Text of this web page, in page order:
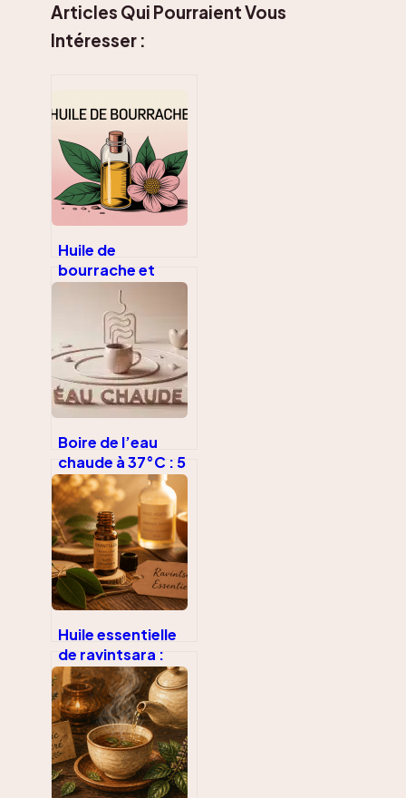
Articles Qui Pourraient Vous
Intéresser :
Huile de
bourrache et
prise de poids : ce
qu’il faut
vraiment savoir
Boire de l’eau
chaude à 37°C : 5
bienfaits réels,
risques cachés et
erreurs de
température
Huile essentielle
de ravintsara :
1,8-cinéole et 3
réflexes pour
renforcer votre
immunité